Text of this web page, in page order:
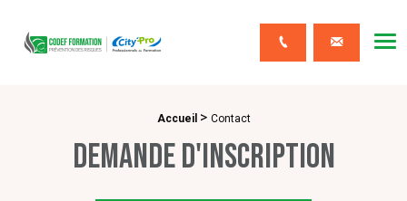
Contact
Accueil > Contact
Demande d'inscription